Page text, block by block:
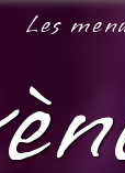
Les